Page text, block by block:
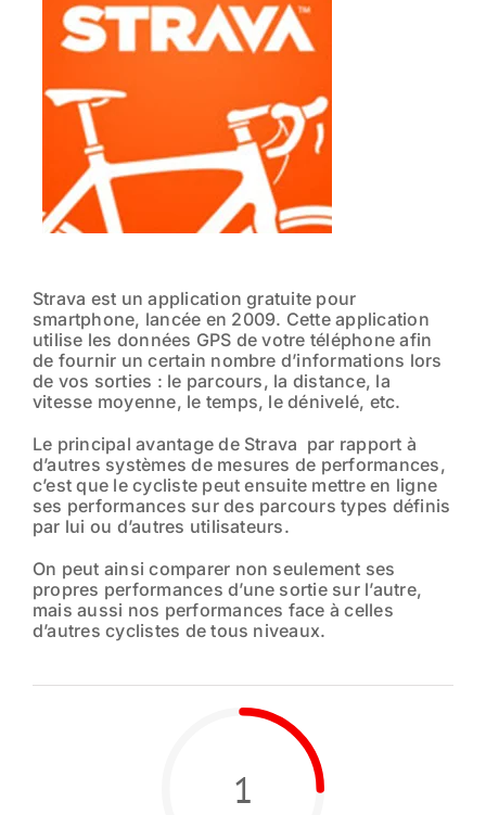
Strava est un application gratuite pour
smartphone, lancée en 2009. Cette application
utilise les données GPS de votre téléphone afin
de fournir un certain nombre d’informations lors
de vos sorties : le parcours, la distance, la
vitesse moyenne, le temps, le dénivelé, etc.
Le principal avantage de Strava par rapport à
d’autres systèmes de mesures de performances,
c’est que le cycliste peut ensuite mettre en ligne
ses performances sur des parcours types définis
par lui ou d’autres utilisateurs.
On peut ainsi comparer non seulement ses
propres performances d’une sortie sur l’autre,
mais aussi nos performances face à celles
d’autres cyclistes de tous niveaux.
1